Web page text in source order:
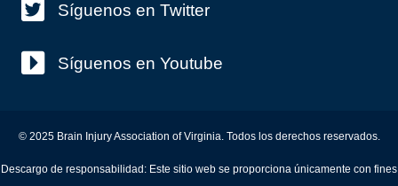
Síguenos en Twitter
Síguenos en Youtube
© 2025 Brain Injury Association of Virginia. Todos los derechos reservados.
Descargo de responsabilidad: Este sitio web se proporciona únicamente con fines